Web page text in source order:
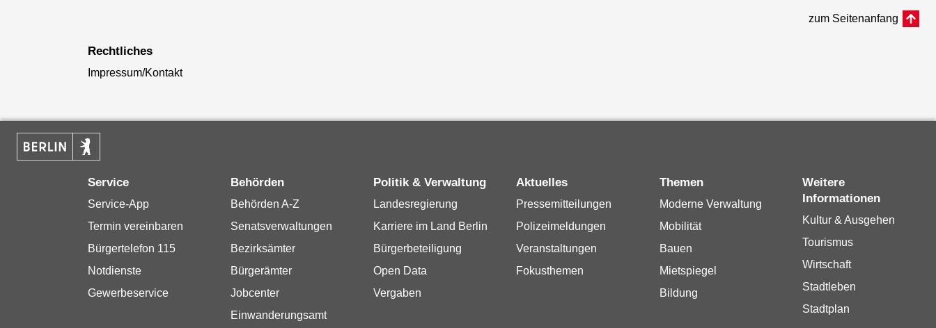
zum Seitenanfang
Rechtliches
Impressum/Kontakt
Service
Service-App
Termin vereinbaren
Bürgertelefon 115
Notdienste
Gewerbeservice
Behörden
Behörden A-Z
Senatsverwaltungen
Bezirksämter
Bürgerämter
Jobcenter
Einwanderungsamt
Politik & Verwaltung
Landesregierung
Karriere im Land Berlin
Bürgerbeteiligung
Open Data
Vergaben
Aktuelles
Pressemitteilungen
Polizeimeldungen
Veranstaltungen
Fokusthemen
Themen
Moderne Verwaltung
Mobilität
Bauen
Mietspiegel
Bildung
Weitere
Informationen
Kultur & Ausgehen
Tourismus
Wirtschaft
Stadtleben
Stadtplan